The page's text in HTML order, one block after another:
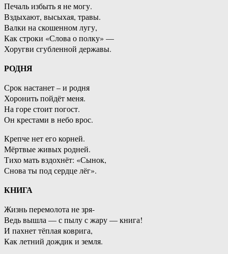
Печаль избыть я не могу.
Вздыхают, высыхая, травы.
Валки на скошенном лугу,
Как строки «Слова о полку» —
Хоругви сгубленной державы.
РОДНЯ
Срок настанет – и родня
Хоронить пойдёт меня.
На горе стоит погост.
Он крестами в небо врос.
Крепче нет его корней.
Мёртвые живых родней.
Тихо мать вздохнёт: «Сынок,
Снова ты под сердце лёг».
КНИГА
Жизнь перемолота не зря-
Ведь вышла — с пылу с жару — книга!
И пахнет тёплая коврига,
Как летний дождик и земля.